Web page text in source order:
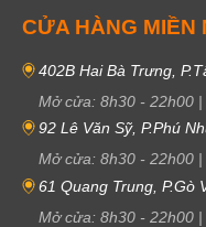
CỬA HÀNG MIỀN
402B Hai Bà Trưng,
Mở cửa: 8h30 - 22h00 |
92 Lê Văn Sỹ, P.Phú
Mở cửa: 8h30 - 22h00 |
61 Quang Trung, P.Gò
Mở cửa: 8h30 - 22h00 |